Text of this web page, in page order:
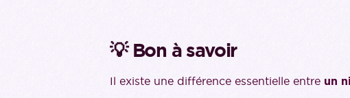
💡 Bon à savoir
Il existe une différence essentielle entre un